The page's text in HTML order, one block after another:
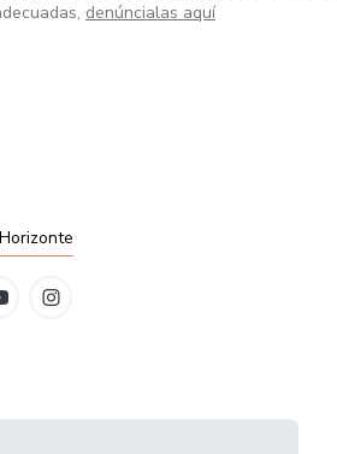
denúncialas aquí